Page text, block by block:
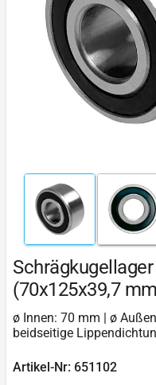
(70x125x39,7
ø Innen: 70 mm | ø
beidseitige
Artikel-Nr: 651102